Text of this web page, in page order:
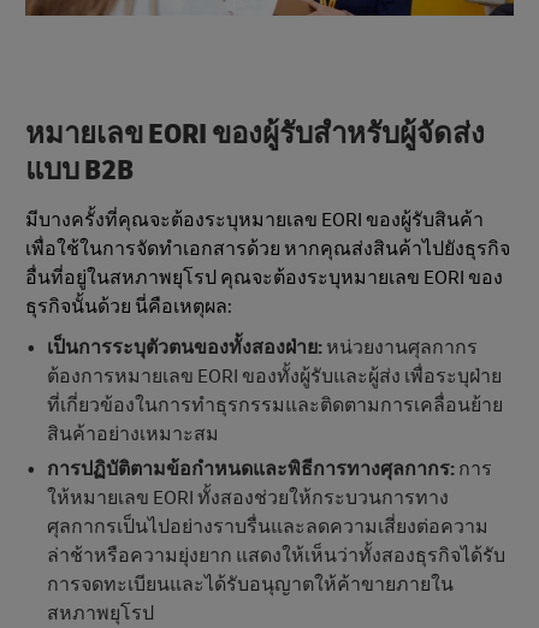
หมายเลข EORI ของผู้รับสำหรับผู้จัดส่ง
แบบ B2B
มีบางครั้งที่คุณจะต้องระบุหมายเลข EORI ของผู้รับสินค้า
เพื่อใช้ในการจัดทำเอกสารด้วย หากคุณส่งสินค้าไปยังธุรกิจ
อื่นที่อยู่ในสหภาพยุโรป คุณจะต้องระบุหมายเลข EORI ของ
ธุรกิจนั้นด้วย นี่คือเหตุผล:
เป็นการระบุตัวตนของทั้งสองฝ่าย:หน่วยงานศุลกากร
ต้องการหมายเลข EORI ของทั้งผู้รับและผู้ส่ง เพื่อระบุฝ่าย
ที่เกี่ยวข้องในการทําธุรกรรมและติดตามการเคลื่อนย้าย
สินค้าอย่างเหมาะสม
การปฏิบัติตามข้อกําหนดและพิธีการทางศุลกากร:การ
ให้หมายเลข EORI ทั้งสองช่วยให้กระบวนการทาง
ศุลกากรเป็นไปอย่างราบรื่นและลดความเสี่ยงต่อความ
ล่าช้าหรือความยุ่งยาก แสดงให้เห็นว่าทั้งสองธุรกิจได้รับ
การจดทะเบียนและได้รับอนุญาตให้ค้าขายภายใน
สหภาพยุโรป